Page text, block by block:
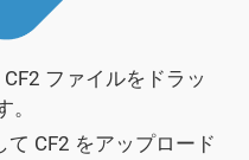
ファイルをドラッ
CF2 をアップロード